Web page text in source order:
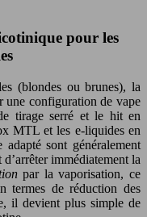
pour les
(blondes ou brunes), la
une configuration de vape
tirage serré et le hit en
MTL et les e-liquides en
sont généralement
immédiatement la
par la vaporisation, ce
termes de réduction des
il devient plus simple de